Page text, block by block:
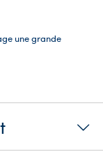
une grande